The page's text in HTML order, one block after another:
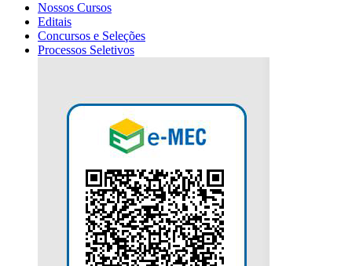
Nossos Cursos
Editais
Concursos e Seleções
Processos Seletivos